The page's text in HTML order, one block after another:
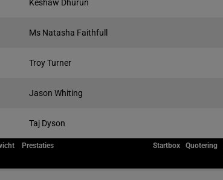
Keshaw Dhurun
Ms Natasha Faithfull
Troy Turner
Jason Whiting
Taj Dyson
Prestaties Startbox Quotering